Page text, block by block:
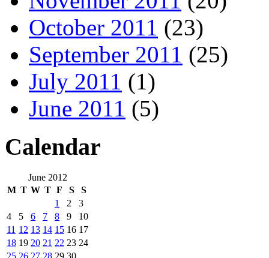
October 2011 (23)
September 2011 (25)
July 2011 (1)
June 2011 (5)
Calendar
June 2012
M T W T F S
S
1
2
3
4
5 6 7 8 9
10
11 12 13 14 15 16 17
18 19 20 21 22 23 24
25 26 27 28 29 30